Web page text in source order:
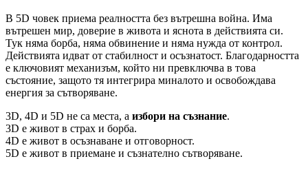
В 5D човек приема реалността без вътрешна война. Има
вътрешен мир, доверие в живота и яснота в действията си.
Тук няма борба, няма обвинение и няма нужда от контрол.
Действията идват от стабилност и осъзнатост. Благодарността
е ключовият механизъм, който ни превключва в това
състояние, защото тя интегрира миналото и освобождава
енергия за сътворяване.
3D, 4D и 5D не са места, а избори на съзнание.
3D е живот в страх и борба.
4D е живот в осъзнаване и отговорност.
5D е живот в приемане и съзнателно сътворяване.